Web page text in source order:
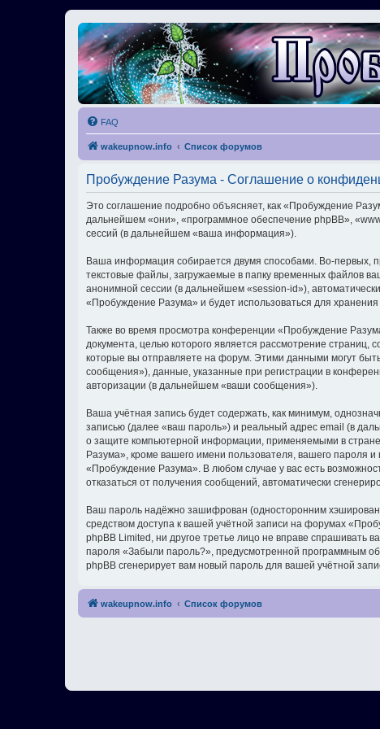
FAQ
wakeupnow.info Список форумов
Пробуждение Разума - Соглашение о
Это соглашение подробно объясняет, как «Пробуждение
дальнейшем «они», «программное обеспечение phpBB»,
сессий (в дальнейшем «ваша информация»).
Ваша информация собирается двумя способами. Во-первых,
текстовые файлы, загружаемые в папку временных файлов
анонимной сессии (в дальнейшем «session-id»),
«Пробуждение Разума» и будет использоваться для
Также во время просмотра конференции «Пробуждение
документа, целью которого является рассмотрение
которые вы отправляете на форум. Этими данными могут
сообщения»), данные, указанные при регистрации в
авторизации (в дальнейшем «ваши сообщения»).
Ваша учётная запись будет содержать, как минимум,
записью (далее «ваш пароль») и реальный адрес email (в
о защите компьютерной информации, применяемыми в
Разума», кроме вашего имени пользователя, вашего пароля
«Пробуждение Разума». В любом случае у вас есть
отказаться от получения сообщений, автоматически
Ваш пароль надёжно зашифрован (односторонним
средством доступа к вашей учётной записи на форумах
phpBB Limited, ни другое третье лицо не вправе спрашивать
пароля «Забыли пароль?», предусмотренной программным
phpBB сгенерирует вам новый пароль для вашей учётной
wakeupnow.info Список форумов